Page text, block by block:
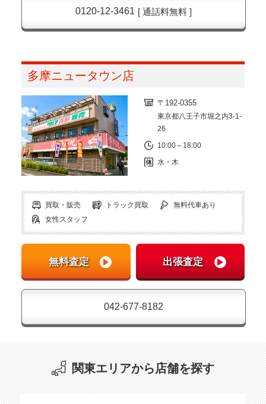
0120-12-3461 [ 通話料無料 ]
多摩ニュータウン店
〒192-0355
東京都八王子市堀之内3-1-
26
10:00～18:00
水・木
買取・販売 トラック買取
無料代車あり
女性スタッフ
042-677-8182
関東エリアから店舗を探す